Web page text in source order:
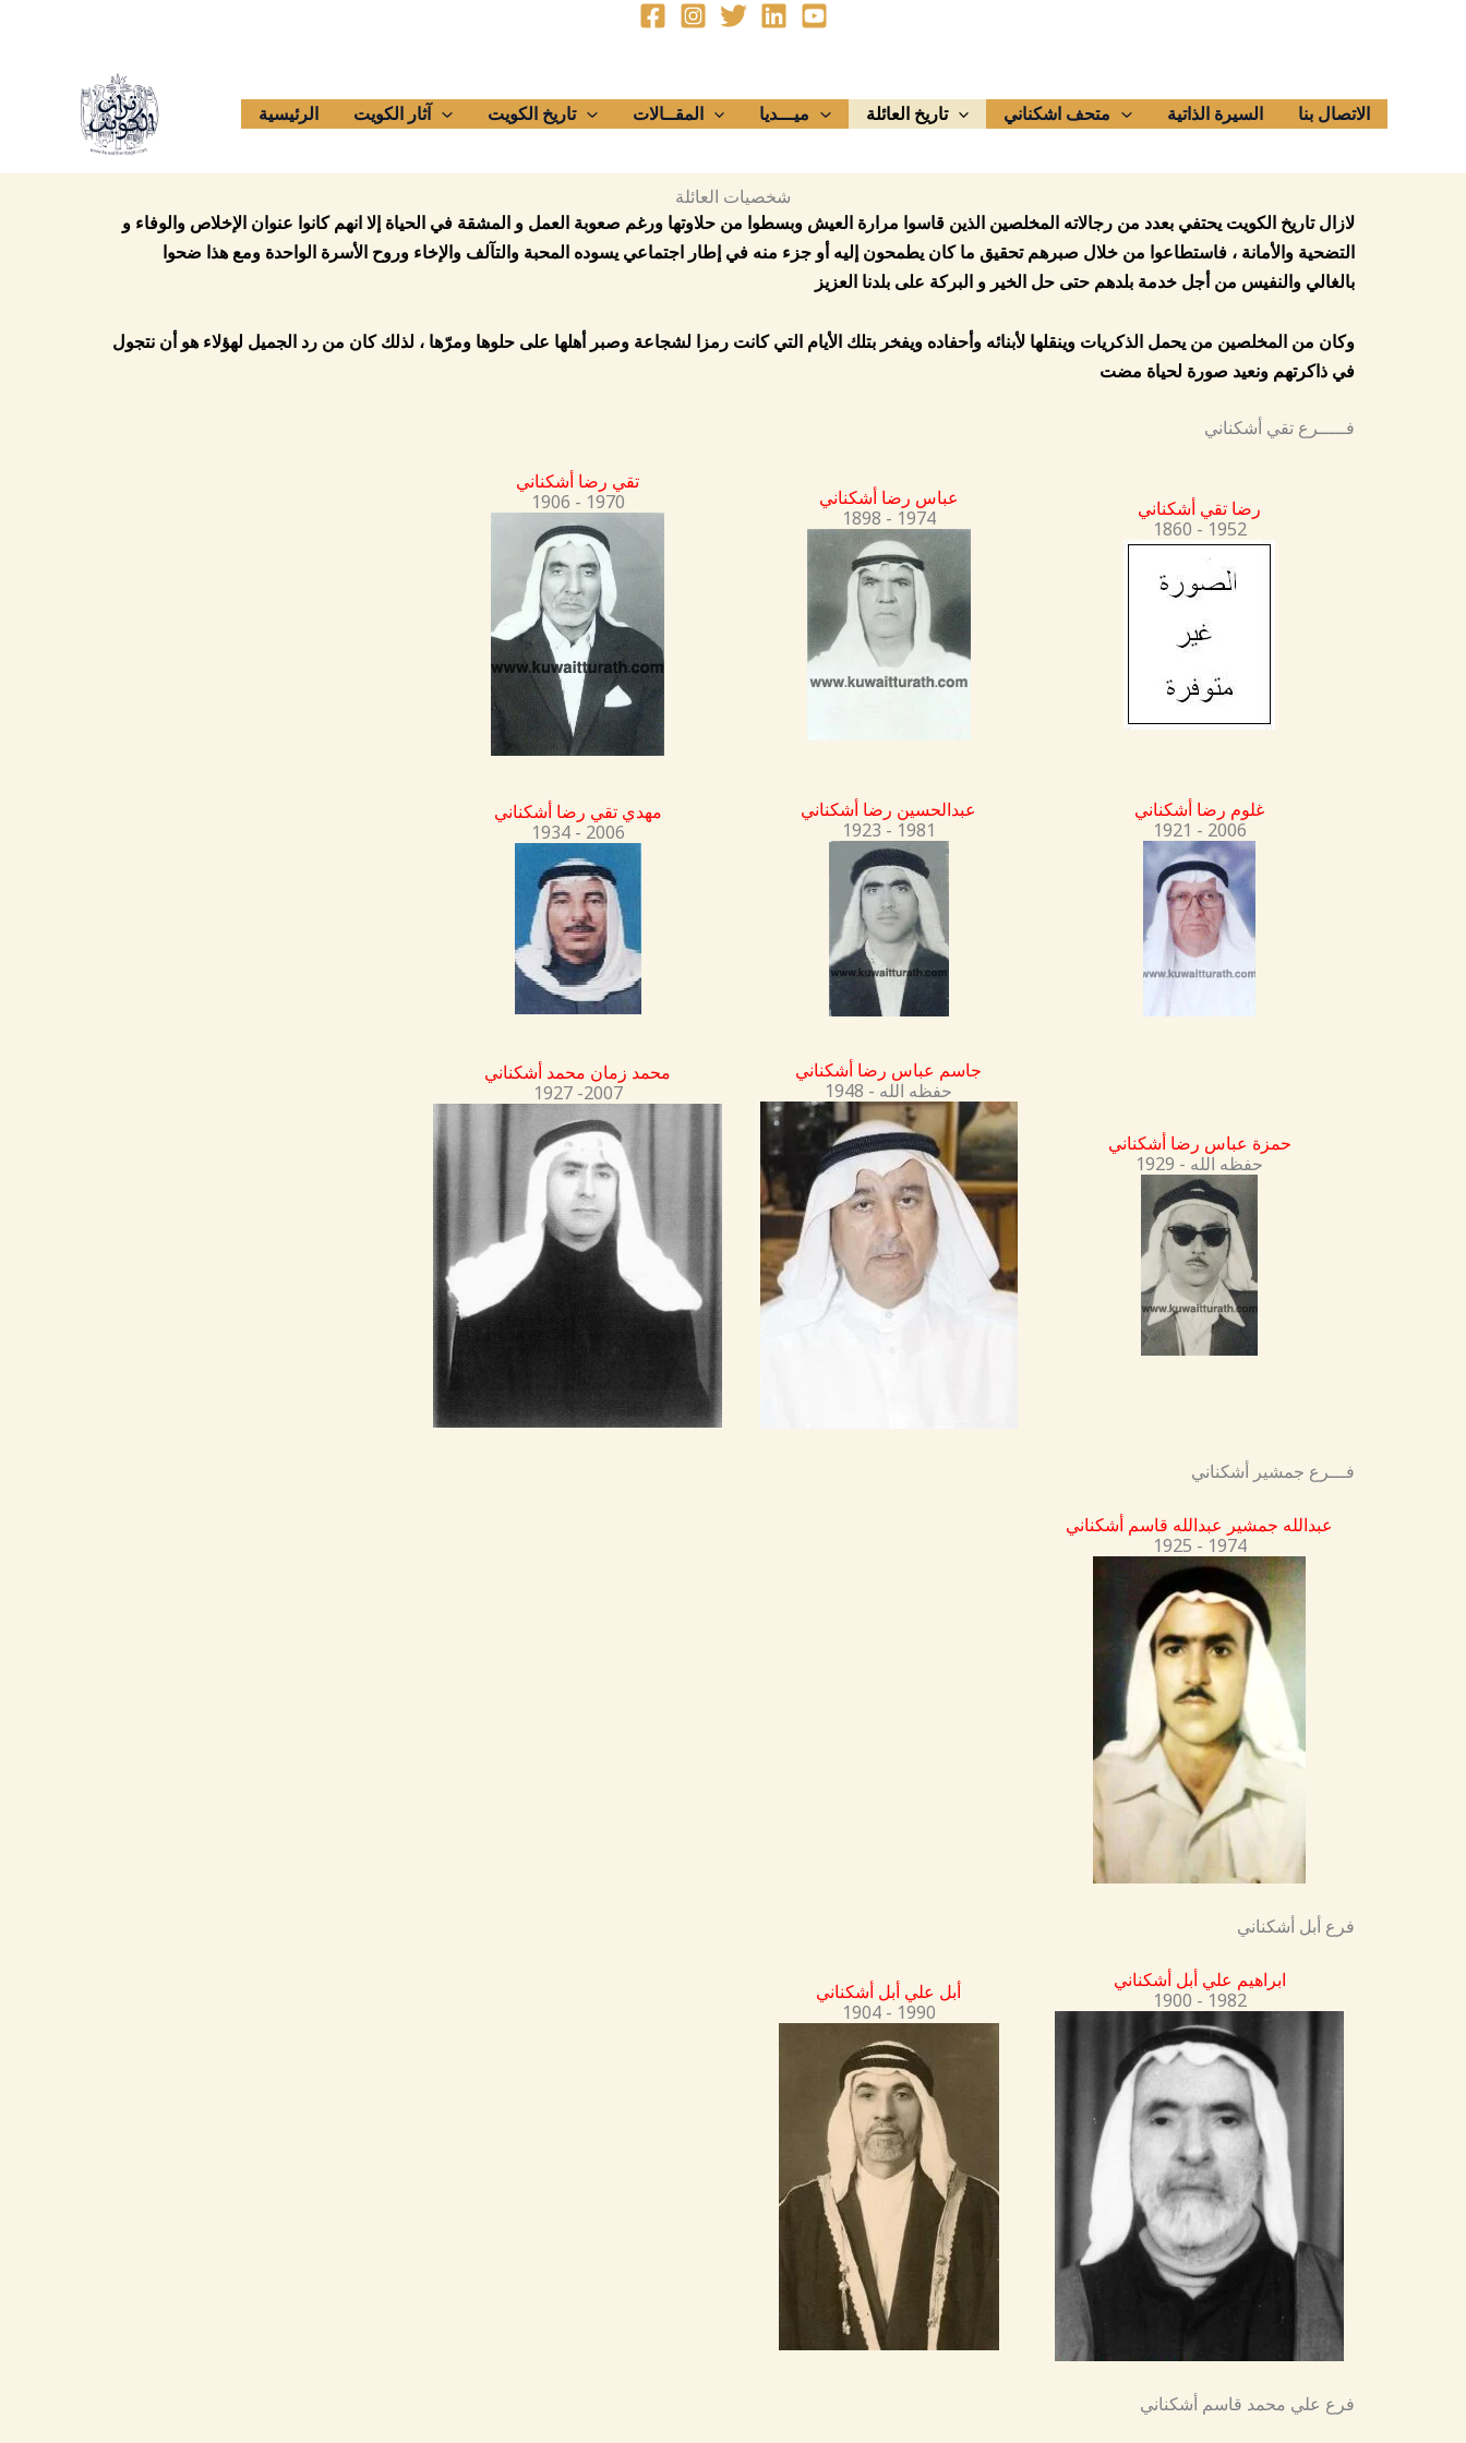
الرئيسية
آثار الكويت تاريخ الكويت المقــالات ميـــديا تاريخ العائلة متحف اشكناني السيرة الذاتية الاتصال بنا
شخصيات العائلة
لازال تاريخ الكويت يحتفي بعدد من رجالاته المخلصين الذين قاسوا مرارة العيش وبسطوا من حلاوتها ورغم صعوبة العمل و المشقة في الحياة إلا انهم كانوا عنوان الإخلاص والوفاء و
التضحية والأمانة ، فاستطاعوا من خلال صبرهم تحقيق ما كان يطمحون إليه أو جزء منه في إطار اجتماعي يسوده المحبة والتآلف والإخاء وروح الأسرة الواحدة ومع هذا ضحوا
بالغالي والنفيس من أجل خدمة بلدهم حتى حل الخير و البركة على بلدنا العزيز
وكان من المخلصين من يحمل الذكريات وينقلها لأبنائه وأحفاده ويفخر بتلك الأيام التي كانت رمزا لشجاعة وصبر أهلها على حلوها ومرّها ، لذلك كان من رد الجميل لهؤلاء هو أن نتجول
في ذاكرتهم ونعيد صورة لحياة مضت
فـــــرع تقي أشكناني
تقي رضا أشكناني
1906 - 1970
عباس رضا أشكناني
1898 - 1974
رضا تقي أشكناني
1860 - 1952
مهدي تقي رضا أشكناني
1934 - 2006
عبدالحسين رضا أشكناني
1923 - 1981
غلوم رضا أشكناني
1921 - 2006
محمد زمان محمد أشكناني
1927 -2007
جاسم عباس رضا أشكناني
1948 - حفظه الله
حمزة عباس رضا أشكناني
1929 - حفظه الله
فـــرع جمشير أشكناني
عبدالله جمشير عبدالله قاسم أشكناني
1925 - 1974
فرع أبل أشكناني
أبل علي أبل أشكناني
1904 - 1990
ابراهيم علي أبل أشكناني
1900 - 1982
فرع علي محمد قاسم أشكناني